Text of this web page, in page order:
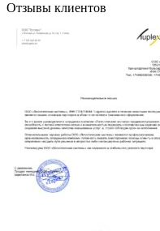
Отзывы клиентов